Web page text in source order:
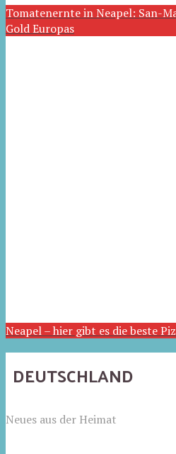
Tomatenernte in Neapel: San-
Gold Europas
Neapel – hier gibt es die beste
DEUTSCHLAND
Neues aus der Heimat